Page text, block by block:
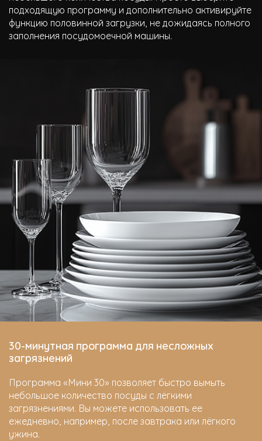
подходящую программу и дополнительно активируйте
функцию половинной загрузки, не дожидаясь полного
заполнения посудомоечной машины.
30-минутная программа для несложных
загрязнений
Программа «Мини 30» позволяет быстро вымыть
небольшое количество посуды с лёгкими
загрязнениями. Вы можете использовать ее
ежедневно, например, после завтрака или лёгкого
ужина.